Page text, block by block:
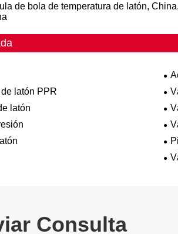
de bola de temperatura de latón,
latón PPR
latón
Consulta